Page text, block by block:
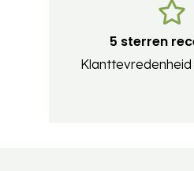
5 sterren